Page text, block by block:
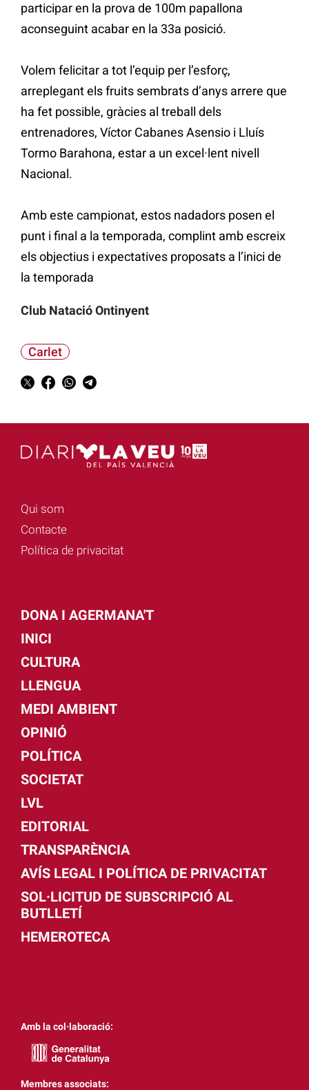
participar en la prova de 100m papallona
aconseguint acabar en la 33a posició.
Volem felicitar a tot l’equip per l’esforç,
arreplegant els fruits sembrats d’anys arrere que
ha fet possible, gràcies al treball dels
entrenadores, Víctor Cabanes Asensio i Lluís
Tormo Barahona, estar a un excel·lent nivell
Nacional.
Amb este campionat, estos nadadors posen el
punt i final a la temporada, complint amb escreix
els objectius i expectatives proposats a l’inici de
la temporada
Club Natació Ontinyent
Carlet
Qui som
Contacte
Política de privacitat
DONA I AGERMANA'T
INICI
CULTURA
LLENGUA
MEDI AMBIENT
OPINIÓ
POLÍTICA
SOCIETAT
LVL
EDITORIAL
TRANSPARÈNCIA
AVÍS LEGAL I POLÍTICA DE PRIVACITAT
SOL·LICITUD DE SUBSCRIPCIÓ AL
BUTLLETÍ
HEMEROTECA
Amb la col·laboració:
Membres associats: